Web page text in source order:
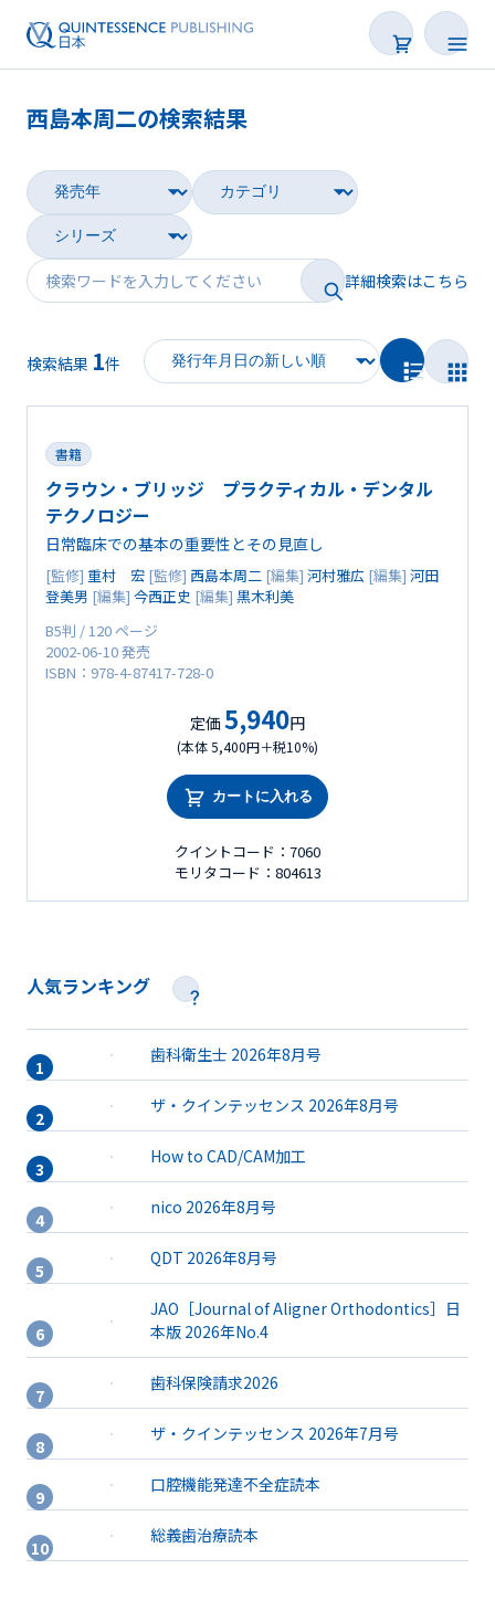
雑誌
映像
電子BOOK
著者一覧
西島本周二の検索結果
詳細検索はこちら
検索結果 1件
書籍
クラウン・ブリッジ プラクティカル・デンタル
テクノロジー
日常臨床での基本の重要性とその見直し
[監修] 重村 宏 [監修] 西島本周二 [編集] 河村雅広 [編集] 河田
登美男 [編集] 今西正史 [編集] 黒木利美
B5判 / 120 ページ
2002-06-10 発売
ISBN：978-4-87417-728-0
定価 5,940円
(本体 5,400円＋税10%)
カートに入れる
クイントコード：7060
モリタコード：804613
人気ランキング
歯科衛生士 2026年8月号
ザ・クインテッセンス 2026年8月号
How to CAD/CAM加工
nico 2026年8月号
QDT 2026年8月号
JAO［Journal of Aligner Orthodontics］日
本版 2026年No.4
歯科保険請求2026
ザ・クインテッセンス 2026年7月号
口腔機能発達不全症読本
総義歯治療読本